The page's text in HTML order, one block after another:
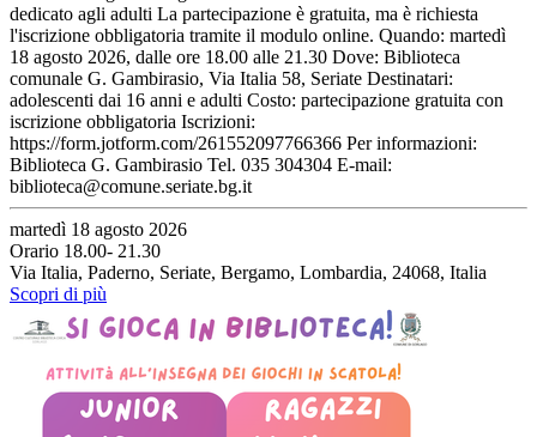
dedicato agli adulti La partecipazione è gratuita, ma è richiesta
l'iscrizione obbligatoria tramite il modulo online. Quando: martedì
18 agosto 2026, dalle ore 18.00 alle 21.30 Dove: Biblioteca
comunale G. Gambirasio, Via Italia 58, Seriate Destinatari:
adolescenti dai 16 anni e adulti Costo: partecipazione gratuita con
iscrizione obbligatoria Iscrizioni:
https://form.jotform.com/261552097766366 Per informazioni:
Biblioteca G. Gambirasio Tel. 035 304304 E-mail:
biblioteca@comune.seriate.bg.it
martedì 18 agosto 2026
Orario 18.00- 21.30
Via Italia, Paderno, Seriate, Bergamo, Lombardia, 24068, Italia
Scopri di più